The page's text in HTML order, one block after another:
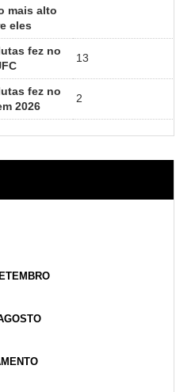
mais alto
eles
fez no
13
fez no
2026
2